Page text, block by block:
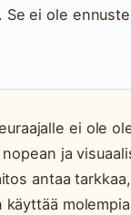
Se ei ole
ei ole
nopean ja
antaa